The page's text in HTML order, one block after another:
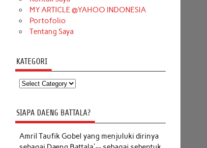
MY ARTICLE @YAHOO INDONESIA
Portofolio
Tentang Saya
KATEGORI
Kategori
SIAPA DAENG BATTALA?
Amril Taufik Gobel yang menjuluki dirinya